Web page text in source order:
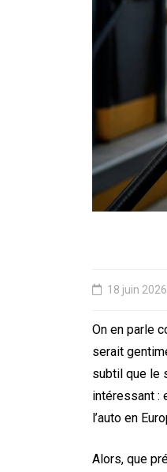
18 juin 2026
On en parle
serait
subtil que le
intéressant :
l’auto en
Alors, que